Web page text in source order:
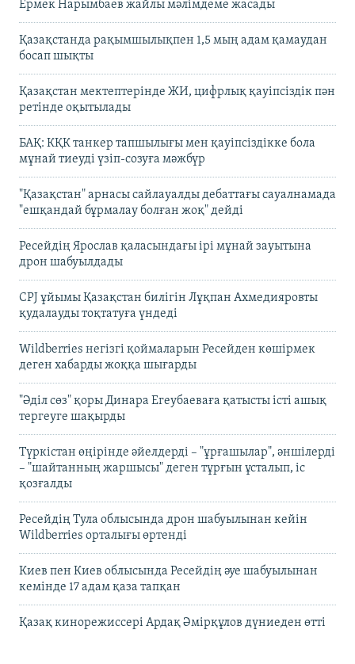
Ермек Нарымбаев жайлы мәлімдеме жасады
Қазақстанда рақымшылықпен 1,5 мың адам қамаудан
босап шықты
Қазақстан мектептерінде ЖИ, цифрлық қауіпсіздік пән
ретінде оқытылады
БАҚ: КҚК танкер тапшылығы мен қауіпсіздікке бола
мұнай тиеуді үзіп-созуға мәжбүр
"Қазақстан" арнасы сайлауалды дебаттағы сауалнамада
"ешқандай бұрмалау болған жоқ" дейді
Ресейдің Ярослав қаласындағы ірі мұнай зауытына
дрон шабуылдады
CPJ ұйымы Қазақстан билігін Лұқпан Ахмедияровты
қудалауды тоқтатуға үндеді
Wildberries негізгі қоймаларын Ресейден көшірмек
деген хабарды жоққа шығарды
"Әділ сөз" қоры Динара Егеубаеваға қатысты істі ашық
тергеуге шақырды
Түркістан өңірінде әйелдерді – "ұрғашылар", әншілерді
– "шайтанның жаршысы" деген тұрғын ұсталып, іс
қозғалды
Ресейдің Тула облысында дрон шабуылынан кейін
Wildberries орталығы өртенді
Киев пен Киев облысында Ресейдің әуе шабуылынан
кемінде 17 адам қаза тапқан
Қазақ кинорежиссері Ардақ Әмірқұлов дүниеден өтті